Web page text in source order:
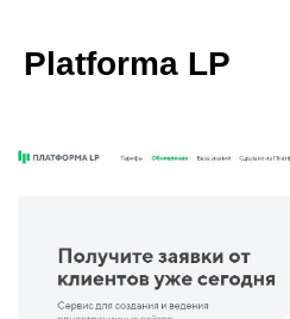
Platforma LP